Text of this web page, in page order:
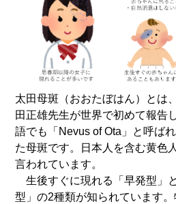
太田母斑（おおたぼはん）とは
田正雄先生が世界で初めて報告
語でも「Nevus of Ota」と呼ば
た母斑です。日本人を含む黄色
言われています。
生後すぐに現れる「早発型」
型」の2種類が知られています